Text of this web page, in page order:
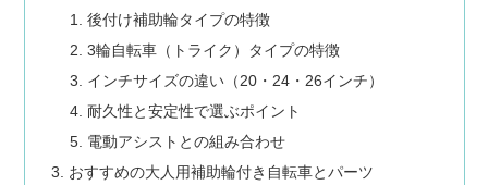
後付け補助輪タイプの特徴
3輪自転車（トライク）タイプの特徴
インチサイズの違い（20・24・26インチ）
耐久性と安定性で選ぶポイント
電動アシストとの組み合わせ
おすすめの大人用補助輪付き自転車とパーツ